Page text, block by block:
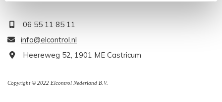
 06 55 11 85 11
 info@elcontrol.nl
Heereweg 52, 1901 ME Castricum
Copyright © 2022 Elcontrol Nederland B.V.